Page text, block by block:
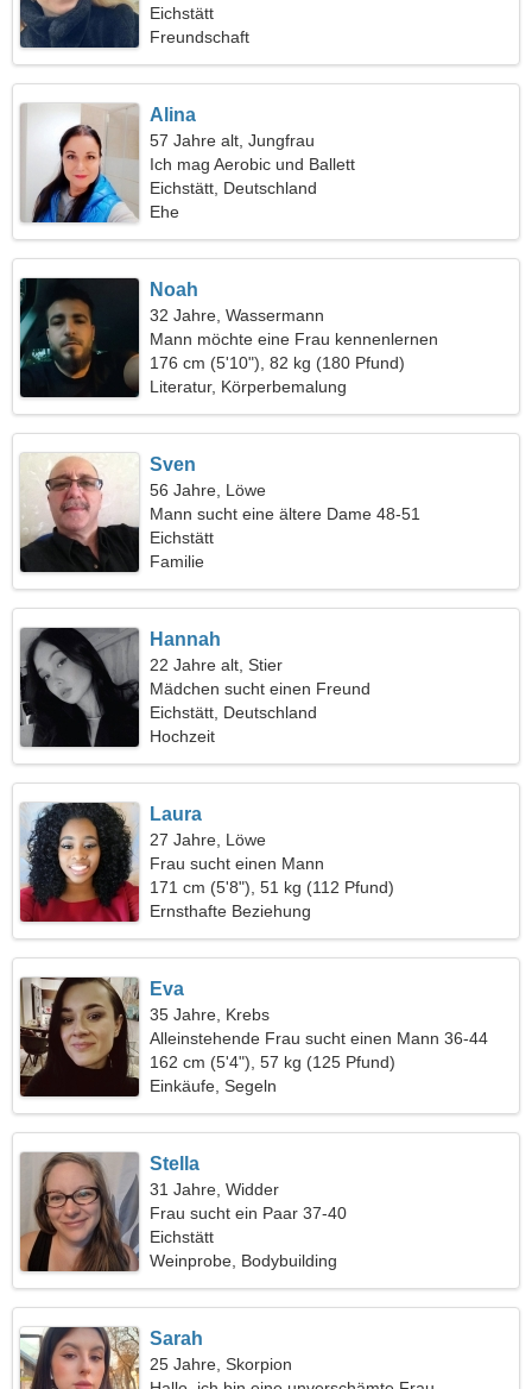
zusammen Ski zu fahren
Eichstätt
Freundschaft
Alina
57 Jahre alt, Jungfrau
Ich mag Aerobic und Ballett
Eichstätt, Deutschland
Ehe
Noah
32 Jahre, Wassermann
Mann möchte eine Frau kennenlernen
176 cm (5'10"), 82 kg (180 Pfund)
Literatur, Körperbemalung
Sven
56 Jahre, Löwe
Mann sucht eine ältere Dame 48-51
Eichstätt
Familie
Hannah
22 Jahre alt, Stier
Mädchen sucht einen Freund
Eichstätt, Deutschland
Hochzeit
Laura
27 Jahre, Löwe
Frau sucht einen Mann
171 cm (5'8"), 51 kg (112 Pfund)
Ernsthafte Beziehung
Eva
35 Jahre, Krebs
Alleinstehende Frau sucht einen Mann 36-44
162 cm (5'4"), 57 kg (125 Pfund)
Einkäufe, Segeln
Stella
31 Jahre, Widder
Frau sucht ein Paar 37-40
Eichstätt
Weinprobe, Bodybuilding
Sarah
25 Jahre, Skorpion